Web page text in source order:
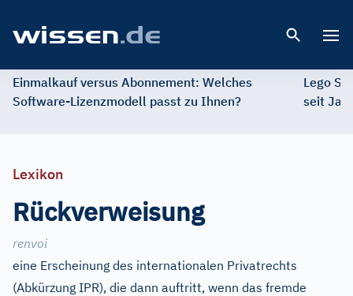
Einmalkauf versus Abonnement: Welches
Software-Lizenzmodell passt zu Ihnen?
Lego
seit
Lexikon
Rückverweisung
renvoi
eine Erscheinung des internationalen Privatrechts
(Abkürzung IPR), die dann auftritt, wenn das fremde